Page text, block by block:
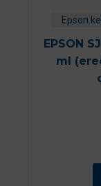
Epson
EPSON
ml